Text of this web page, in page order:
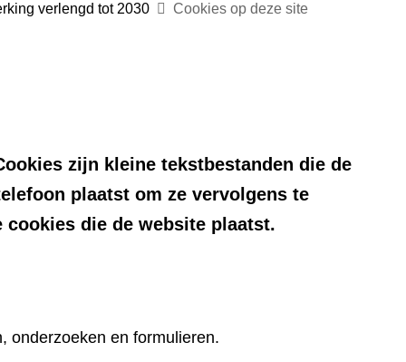
verlengd tot 2030 Cookies op deze site
zijn kleine tekstbestanden die de
plaatst om ze vervolgens te
cookies die de website plaatst.
onderzoeken en formulieren.